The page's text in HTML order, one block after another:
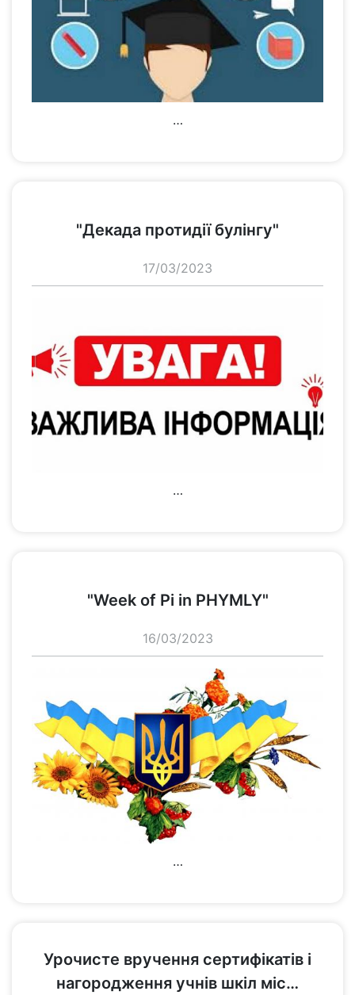
…
"Декада протидії булінгу"
17/03/2023
…
"Week of Pi in PHYMLY"
16/03/2023
…
Урочисте вручення сертифікатів і
нагородження учнів шкіл міс…